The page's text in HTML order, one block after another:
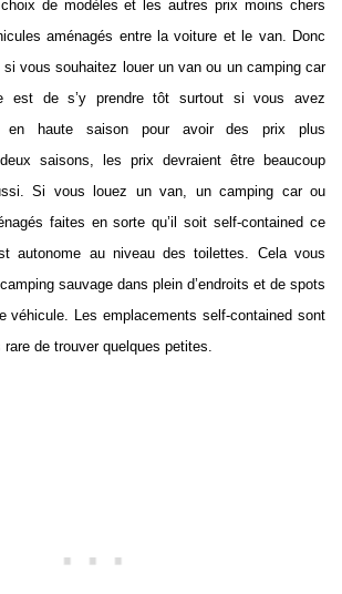
de modèles et les autres prix moins chers
aménagés entre la voiture et le van. Donc
vous souhaitez louer un van ou un camping car
est de s’y prendre tôt surtout si vous avez
en haute saison pour avoir des prix plus
saisons, les prix devraient être beaucoup
Si vous louez un van, un camping car ou
faites en sorte qu’il soit self-contained ce
autonome au niveau des toilettes. Cela vous
sauvage dans plein d’endroits et de spots
véhicule. Les emplacements self-contained sont
de trouver quelques petites.